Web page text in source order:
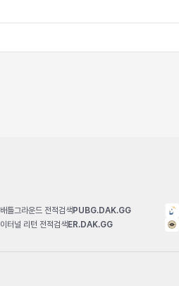
배틀그라운드 전적검색PUBG.DAK.GG
이터널 리턴 전적검색ER.DAK.GG